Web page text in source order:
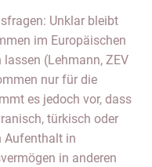
Unklar bleibt
im Europäischen
(Lehmann, ZEV
nur für die
es jedoch vor, dass
türkisch oder
Aufenthalt in
in anderen